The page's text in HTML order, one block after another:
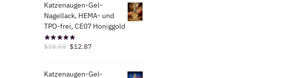
war:
$18.55.
ist:
$12.87.
Katzenaugen-Gel-
Nagellack, HEMA- und
TPO-frei, CE07 Honiggold
$18.55 Der
$12.87
Katzenaugen-Gel-